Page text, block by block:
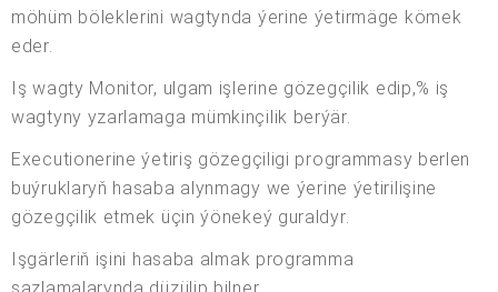
möhüm böleklerini wagtynda ýerine ýetirmäge kömek
eder.
Iş wagty Monitor, ulgam işlerine gözegçilik edip,% iş
wagtyny yzarlamaga mümkinçilik berýär.
Executionerine ýetiriş gözegçiligi programmasy berlen
buýruklaryň hasaba alynmagy we ýerine ýetirilişine
gözegçilik etmek üçin ýönekeý guraldyr.
Işgärleriň işini hasaba almak programma